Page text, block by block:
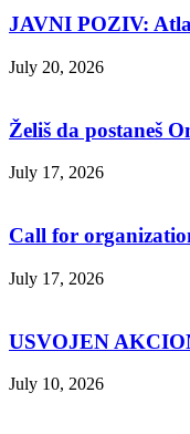
JAVNI POZIV:
July 20, 2026
Želiš da postaneš
July 17, 2026
Call for
July 17, 2026
USVOJEN
July 10, 2026